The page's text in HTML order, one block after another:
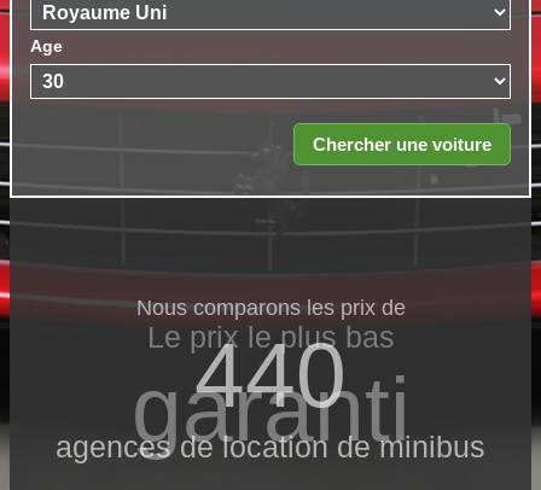
Age
Nous comparons les prix de
440
agences de location de minibus
Le prix le​ plus bas
garanti